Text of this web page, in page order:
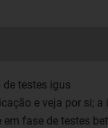
testes igus
e veja por si;
fase de testes